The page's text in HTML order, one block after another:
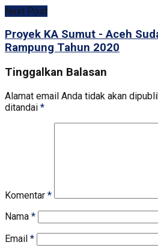
Next Post
Proyek KA Sumut - Aceh
Rampung Tahun 2020
Tinggalkan Balasan
Alamat email Anda tidak akan
ditandai *
Komentar *
Nama *
Email *